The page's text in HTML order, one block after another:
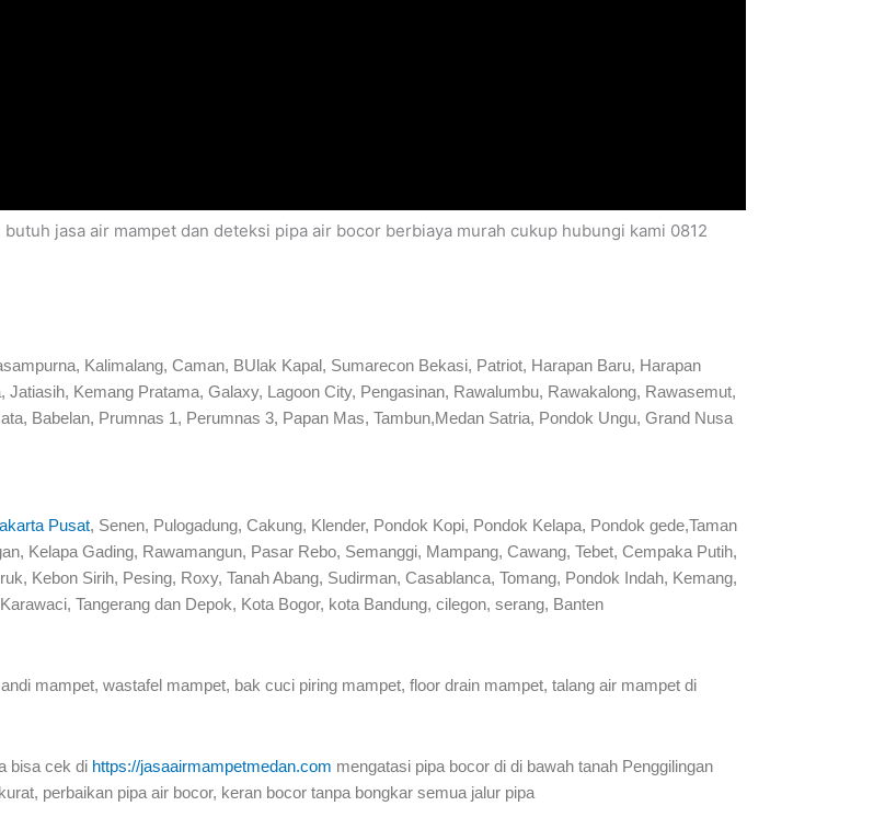
jasa air mampet dan deteksi pipa air bocor berbiaya murah cukup hubungi kami 0812
Kalimalang, Caman, BUlak Kapal, Sumarecon Bekasi, Patriot, Harapan Baru, Harapan
Kemang Pratama, Galaxy, Lagoon City, Pengasinan, Rawalumbu, Rawakalong, Rawasemut,
Babelan, Prumnas 1, Perumnas 3, Papan Mas, Tambun,Medan Satria, Pondok Ungu, Grand Nusa
Pusat, Senen, Pulogadung, Cakung, Klender, Pondok Kopi, Pondok Kelapa, Pondok gede,Taman
Kelapa Gading, Rawamangun, Pasar Rebo, Semanggi, Mampang, Cawang, Tebet, Cempaka Putih,
Kebon Sirih, Pesing, Roxy, Tanah Abang, Sudirman, Casablanca, Tomang, Pondok Indah, Kemang,
Tangerang dan Depok, Kota Bogor, kota Bandung, cilegon, serang, Banten
mampet, wastafel mampet, bak cuci piring mampet, floor drain mampet, talang air mampet di
bisa cek di https://jasaairmampetmedan.com mengatasi pipa bocor di di bawah tanah Penggilingan
perbaikan pipa air bocor, keran bocor tanpa bongkar semua jalur pipa